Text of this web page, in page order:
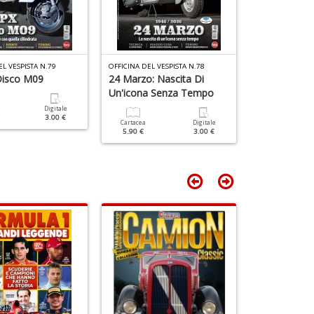
VESPISTA N.79
M09
Digitale
3.00 €
OFFICINA DEL VESPISTA N.78
24 Marzo: Nascita Di
Un'icona Senza Tempo
Cartacea
5.90 €
Digitale
3.00 €